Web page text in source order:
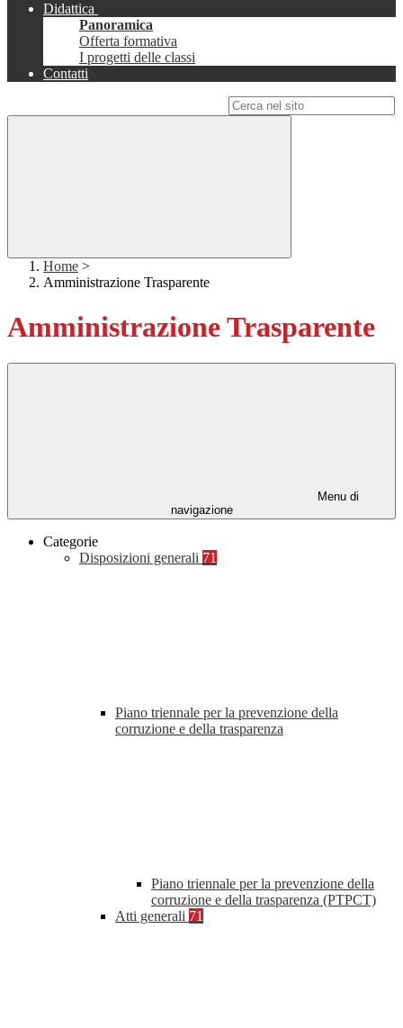
Didattica
Panoramica
Offerta formativa
I progetti delle classi
Contatti
Home >
Amministrazione Trasparente
Amministrazione Trasparente
Menu di
navigazione
Categorie
Disposizioni generali 71
Piano triennale per la prevenzione della
corruzione e della trasparenza
Piano triennale per la prevenzione della
corruzione e della trasparenza (PTPCT)
Atti generali 71